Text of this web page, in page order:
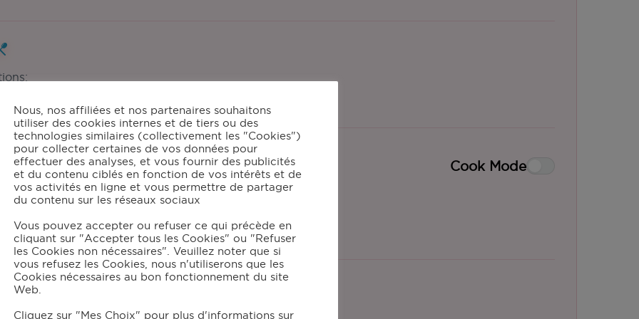
Cook Mode
730 g de pommes Golden
g de miel
Nous, nos affiliées et nos partenaires souhaitons
utiliser des cookies internes et de tiers ou des
technologies similaires (collectivement les "Cookies")
pour collecter certaines de vos données pour
effectuer des analyses, et vous fournir des publicités
et du contenu ciblés en fonction de vos intérêts et de
vos activités en ligne et vous permettre de partager
du contenu sur les réseaux sociaux
Vous pouvez accepter ou refuser ce qui précède en
cliquant sur "Accepter tous les Cookies" ou "Refuser
les Cookies non nécessaires". Veuillez noter que si
vous refusez les Cookies, nous n'utiliserons que les
Cookies nécessaires au bon fonctionnement du site
Web.
Cliquez sur "Mes Choix" pour plus d'informations sur